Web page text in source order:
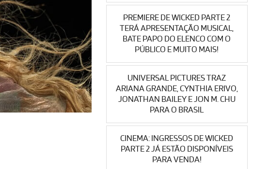
PREMIERE DE WICKED PARTE 2
TERÁ APRESENTAÇÃO MUSICAL,
BATE PAPO DO ELENCO COM O
PÚBLICO E MUITO MAIS!
UNIVERSAL PICTURES TRAZ
ARIANA GRANDE, CYNTHIA ERIVO,
JONATHAN BAILEY E JON M. CHU
PARA O BRASIL
CINEMA: INGRESSOS DE WICKED
PARTE 2 JÁ ESTÃO DISPONÍVEIS
PARA VENDA!